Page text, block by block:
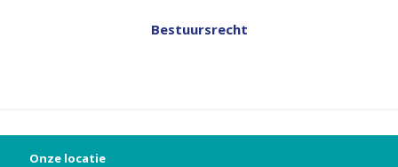
Bestuursrecht
Onze locatie